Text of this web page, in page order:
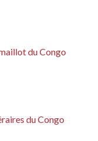
du Congo
du Congo